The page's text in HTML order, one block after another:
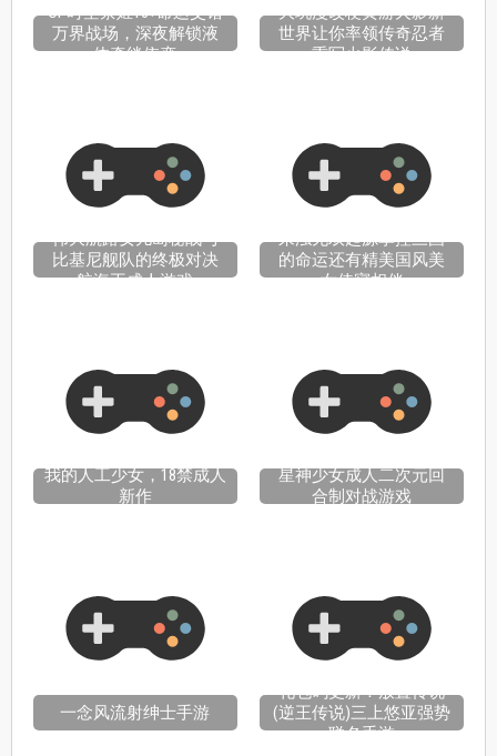
OP时空禁姬18+命运交错
万界战场，深夜解锁液
体牵绊依恋
大玩漫改梗黄游火影新
世界让你率领传奇忍者
重写火影传说
伟大航路女儿岛秘战与
比基尼舰队的终极对决
航海王成人游戏
来浊无双起源掌控三国
的命运还有精美国风美
女侍寝相伴
我的人工少女，18禁成人
新作
星神少女成人二次元回
合制对战游戏
一念风流射绅士手游
礼包码更新！放置传说
(逆王传说)三上悠亚强势
联名手游